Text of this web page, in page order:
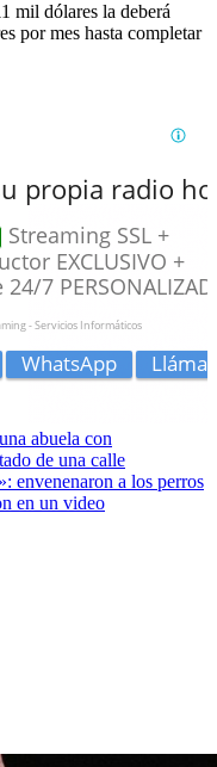
mil dólares la deberá
por mes hasta completar
abuela con
de una calle
envenenaron a los perros
en un video